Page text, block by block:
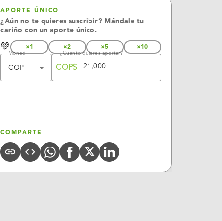
APORTE ÚNICO
¿Aún no te quieres suscribir? Mándale tu
cariño con un aporte único.
💚 ×1 ×2 ×5 ×10
Moneda
COP
¿Cuánto quieres aportar?
COP$
COMPARTE
COPY
URL
CODE
Whatsapp
FACEBOOK
X
(Twitter)
Linkedin